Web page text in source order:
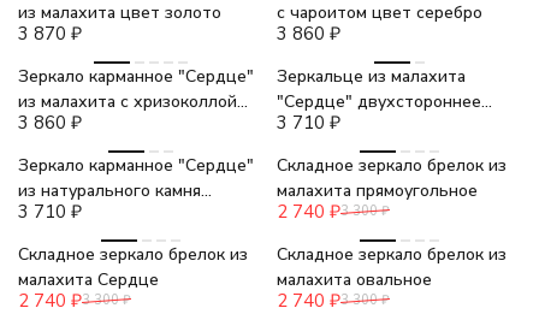
из малахита цвет золото
3 870 ₽
с чароитом цвет серебро
3 860 ₽
Зеркало карманное "Сердце"
из малахита с хризоколлой
цвет серебро
3 860 ₽
Зеркальце из малахита
"Сердце" двухстороннее
цвет серебро
3 710 ₽
Зеркало карманное "Сердце"
из натурального камня
малахит цвет золото
3 710 ₽
-17%
Складное зеркало брелок из
малахита прямоугольное
2 740 ₽3 300 ₽
-17%
Складное зеркало брелок из
малахита Сердце
2 740 ₽3 300 ₽
-17%
Складное зеркало брелок из
малахита овальное
2 740 ₽3 300 ₽